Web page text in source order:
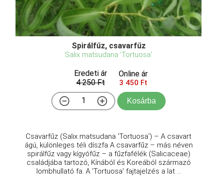
Spirálfűz, csavarfűz
Salix matsudana 'Tortuosa'
Eredeti ár
4 250 Ft
Online ár
3 450 Ft
Kosárba
Csavarfűz (Salix matsudana 'Tortuosa') – A csavart
ágú, különleges téli díszfa A csavarfűz – más néven
spirálfűz vagy kígyófűz – a fűzfafélék (Salicaceae)
családjába tartozó, Kínából és Koreából származó
lombhullató fa. A 'Tortuosa' fajtajelzés a lat ...